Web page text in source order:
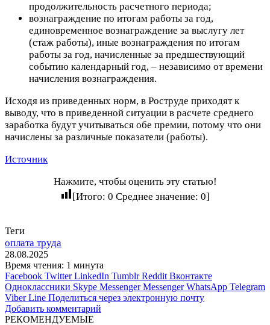
продолжительность расчетного периода;
вознаграждение по итогам работы за год,
единовременное вознаграждение за выслугу лет
(стаж работы), иные вознаграждения по итогам
работы за год, начисленные за предшествующий
событию календарный год, – независимо от времени
начисления вознаграждения.
Исходя из приведенных норм, в Роструде приходят к
выводу, что в приведенной ситуации в расчете среднего
заработка будут учитываться обе премии, потому что они
начислены за различные показатели (работы).
Источник
Нажмите, чтобы оценить эту статью!
[Итого: 0 Среднее значение: 0]
Теги
оплата труда
28.08.2025
Время чтения: 1 минута
Facebook Twitter LinkedIn Tumblr Reddit Вконтакте
Одноклассники Skype Messenger Messenger WhatsApp Telegram
Viber Line Поделиться через электронную почту
Добавить комментарий
РЕКОМЕНДУЕМЫЕ